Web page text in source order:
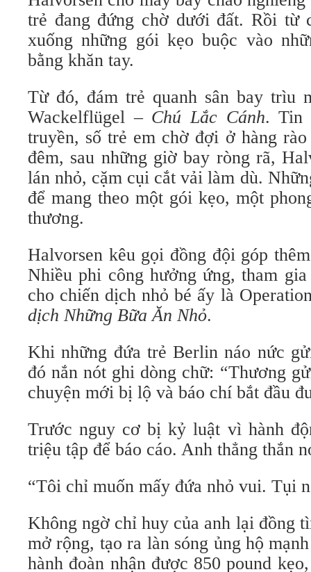
trẻ đang đứng chờ dưới đất. Rồi từ
xuống những gói kẹo buộc vào
bằng khăn tay.
Từ đó, đám trẻ quanh sân bay trìu
Wackelflügel – Chú Lắc Cánh. Tin
truyền, số trẻ em chờ đợi ở hàng
đêm, sau những giờ bay ròng rã,
lán nhỏ, cặm cụi cắt vải làm dù.
để mang theo một gói kẹo, một
thương.
Halvorsen kêu gọi đồng đội góp
Nhiều phi công hưởng ứng, tham
cho chiến dịch nhỏ bé ấy là
dịch Những Bữa Ăn Nhỏ.
Khi những đứa trẻ Berlin náo nức
đó nắn nót ghi dòng chữ: “Thương
chuyện mới bị lộ và báo chí bắt đầu
Trước nguy cơ bị kỷ luật vì hành
triệu tập để báo cáo. Anh thẳng thắn
“Tôi chỉ muốn mấy đứa nhỏ vui. Tụi
Không ngờ chỉ huy của anh lại đồng
mở rộng, tạo ra làn sóng ủng hộ
hành đoàn nhận được 850 pound